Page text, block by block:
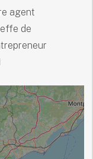
agent
de